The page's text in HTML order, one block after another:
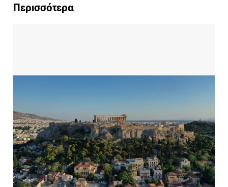
Περισσότερα